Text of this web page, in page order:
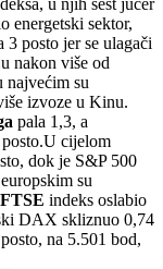
energetski sektor,
3 posto jer se ulagači
nakon više od
najvećim su
izvoze u Kinu.
pala 1,3, a
posto.U cijelom
dok je S&P 500
su
FTSE indeks oslabio
DAX skliznuo 0,74
na 5.501 bod,